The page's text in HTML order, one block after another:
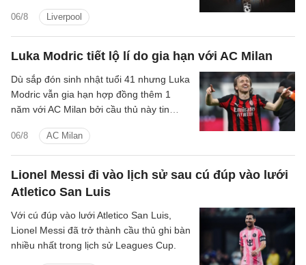
06/8 Liverpool
Luka Modric tiết lộ lí do gia hạn với AC Milan
06/8 AC Milan
Dù sắp đón sinh nhật tuổi 41 nhưng Luka
Modric vẫn gia hạn hợp đồng thêm 1
năm với AC Milan bởi cầu thủ này tin
ở đội bóng.
Lionel Messi đi vào lịch sử sau cú đúp vào lưới
Atletico San Luis
Với cú đúp vào lưới Atletico San Luis,
Lionel Messi đã trở thành cầu thủ ghi bàn
nhiều nhất trong lịch sử Leagues Cup.